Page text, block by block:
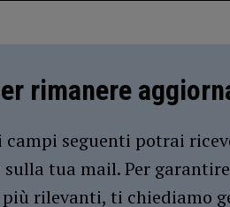
rimanere
campi seguenti potrai
tua mail. Per
rilevanti, ti chiediamo